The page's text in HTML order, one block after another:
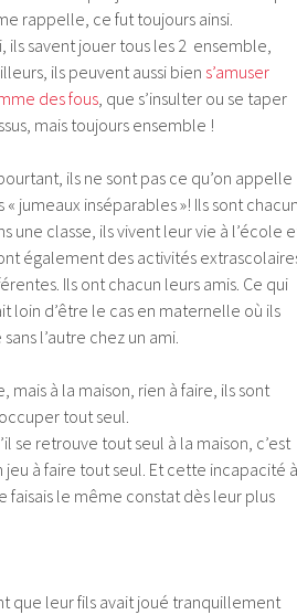
rappelle, ce fut toujours ainsi.
ils savent jouer tous les 2 ensemble,
ils peuvent aussi bien s’amuser
des fous, que s’insulter ou se taper
mais toujours ensemble !
ils ne sont pas ce qu’on appelle
« jumeaux inséparables »! Ils sont
une classe, ils vivent leur vie à l’école
également des activités
Ils ont chacun leurs amis. Ce qui
loin d’être le cas en maternelle où ils
l’autre chez un ami.
à la maison, rien à faire, ils sont
tout seul.
se retrouve tout seul à la maison, c’est
à faire tout seul. Et cette incapacité à
faisais le même constat dès leur plus
que leur fils avait joué tranquillement